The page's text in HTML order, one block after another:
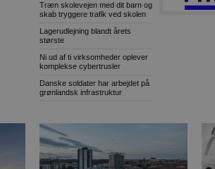
Træn skolevejen med dit barn og
skab tryggere trafik ved skolen
Lagerudlejning blandt årets
største
Ni ud af ti virksomheder oplever
komplekse cybertrusler
Danske soldater har arbejdet på
grønlandsk infrastruktur